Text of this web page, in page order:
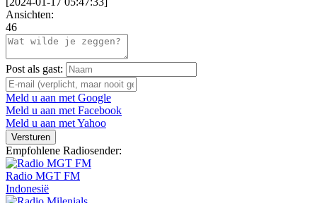
Ansichten:
46
Post als gast:
Meld u aan met Google
Meld u aan met Facebook
Meld u aan met Yahoo
Versturen
Empfohlene Radiosender:
Radio MGT FM
Indonesië